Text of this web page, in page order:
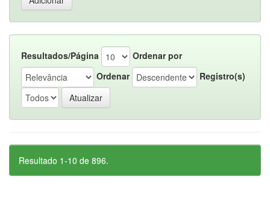
Resultados/Página
Ordenar por
Ordenar
Registro(s)
Resultado 1-10 de 896.